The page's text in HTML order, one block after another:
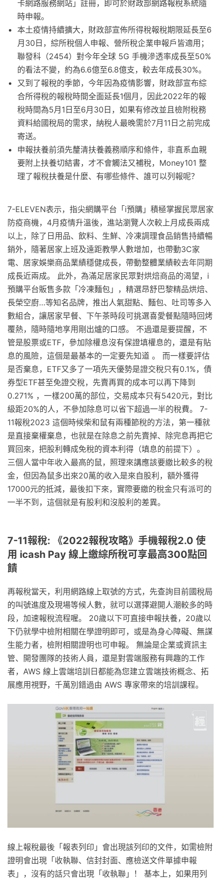
卡網路服務網站」註冊，即可於財政部網路報稅系統隨
時申報。
本土疫情持續擴大，財政部宣佈所得稅報稅期限延長至6
月30日，綜所稅個人申報、營所稅企業申報戶皆適用；
聯發科（2454）對今年全球 5G 手機滲透率成長至50%
的看法不變，約為6.6億至6.8億支，較去年成長30%。
又到了報稅的季節，今年因為疫情影響，財政部宣布綜
合所得稅的報稅時間全面延長1個月，因此2022年的報
稅時間為5月1日至6月30日，如果有修改並且檢附稅務
資料給國稅局的需求，納稅人最晚需於7月11日之前完成
寄送。
申報扶養前須先釐清扶養義務順序和條件，非直系血親
要附上扶養切結書，才不會觸法又補稅，Money101 整
理了報稅扶養是什麼、有哪些條件、誰可以列報呢？
7-ELEVEN表示，指尖網購平台「i預購」積極掌握民眾居家
防疫商機，4月疫情升溫後，進站瀏覽人次較上月成長兩成
以上，除了日用品、飲料、生鮮、冷凍調理食品銷售持續暢
銷外，隨著居家上班及遠距教學人數增加，也帶動3C家
電、居家娛樂商品業績穩健成長，帶動整體業績較去年同期
成長近兩成。 此外，為滿足居家民眾對烘焙商品的渴望，i
預購平台販售多款「冷凍麵包」，精選昂舒巴黎精品烘焙、
長榮空廚…等知名品牌，推出人氣甜點、麵包、吐司等多入
數組合，讓居家早餐、下午茶時段可挑選喜愛餐點隨時回烤
覆熱，隨時隨地享用剛出爐的口感。 不過還是要提醒，不
管是股票或ETF，參加除權息沒有保證填權息的，還是有貼
息的風險，這個是最基本的一定要先知道 。 而一樣要評估
是否棄息，ETF又多了一項先天優勢是證交稅只有0.1%，債
券型ETF甚至免證交稅，先賣再買的成本可以再下降到
0.271% ，一樣200萬的部位，交易成本只有5420元，對比
級距20%的人，不參加除息可以省下超過一半的稅費。 7-
11報稅2023 這個時候柴和鼠有兩種節稅的方法，第一種就
是直接棄權棄息，也就是在除息之前先賣掉、除完息再把它
買回來，把股利轉成免稅的資本利得（填息的前提下）。
三個人當中年收入最高的鼠，照理來講應該要繳比較多的稅
金，但因為鼠多出來20萬的收入是來自股利，額外獲得
17000元的抵減，最後扣下來，實際要繳的稅金只有派可的
一半不到，這個就是有股利和沒股利的差異。
7-11報稅: 《2022報稅攻略》手機報稅2.0 使
用 icash Pay 線上繳綜所稅可享最高300點回
饋
再報稅當天，利用網路線上取號的方式，先查詢目前國稅局
的叫號進度及現場等候人數，就可以選擇避開人潮較多的時
段，加速報稅流程喔。 20歲以下可直接申報扶養，20歲以
下仍就學中檢附相關在學證明即可，或是為身心障礙、無謀
生能力者，檢附相關證明也可申報。 無論是企業或資訊主
管、開發團隊的技術人員，還是對雲端服務有興趣的工作
者，AWS 線上雲端培訓日都能為您建立雲端技術概念、拓
展應用視野，千萬別錯過由 AWS 專家帶來的培訓課程。
線上報稅最後「報表列印」會出現該列印的文件，如需檢附
證明會出現「收執聯、信封封面、應檢送文件單據申報
表」，沒有的話只會出現「收執聯」！ 基本上，如果用列